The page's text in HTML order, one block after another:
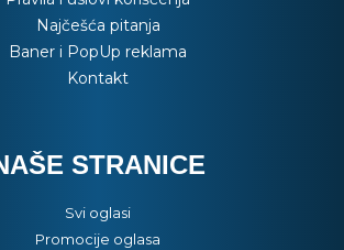
Najčešća pitanja
Baner i PopUp reklama
Kontakt
STRANICE
Svi oglasi
Promocije oglasa